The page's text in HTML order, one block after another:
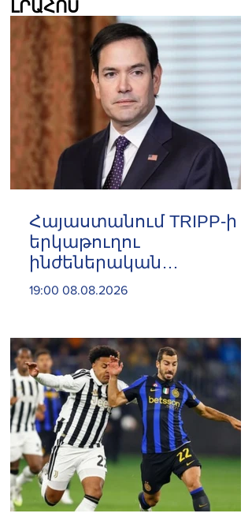
ԼՐԱՀՈՍ
Հայաստանում TRIPP-ի
երկաթուղու
ինժեներական
ուսումնասիրություններն
19:00 08.08.2026